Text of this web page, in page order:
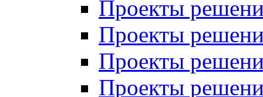
Проекты
Проекты
Проекты
Проекты